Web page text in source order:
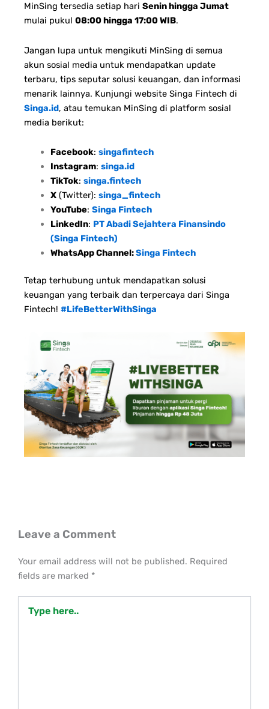
MinSing tersedia setiap hari Senin hingga Jumat
mulai pukul 08:00 hingga 17:00 WIB.
Jangan lupa untuk mengikuti MinSing di semua
akun sosial media untuk mendapatkan update
terbaru, tips seputar solusi keuangan, dan informasi
menarik lainnya. Kunjungi website Singa Fintech di
Singa.id, atau temukan MinSing di platform sosial
media berikut:
Facebook: singafintech
Instagram: singa.id
TikTok: singa.fintech
X(Twitter): singa_fintech
YouTube: Singa Fintech
LinkedIn: PT Abadi Sejahtera Finansindo
(Singa Fintech)
WhatsApp Channel:Singa Fintech
Tetap terhubung untuk mendapatkan solusi
keuangan yang terbaik dan terpercaya dari Singa
Fintech! #LifeBetterWithSinga
Leave a Comment
Your email address will not be published. Required
fields are marked *
here..